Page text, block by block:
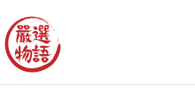
嚴選物語